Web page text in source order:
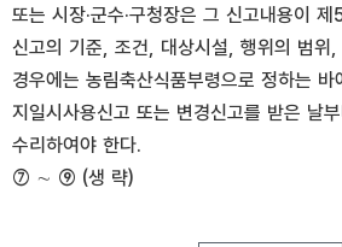
또는 시장·군수·구청장은 그 신고내용이
신고의 기준, 조건, 대상시설, 행위의 범위
경우에는 농림축산식품부령으로 정하는
지일시사용신고 또는 변경신고를 받은 날
수리하여야 한다.
⑦ ∼ ⑨ (생 략)